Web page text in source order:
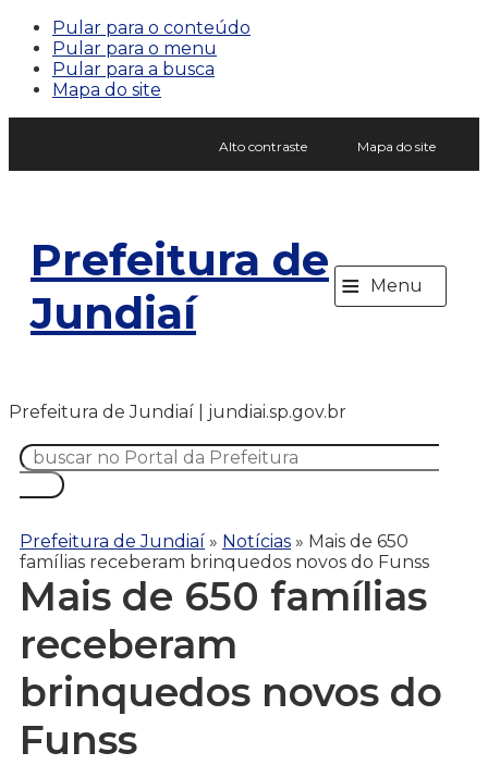
Pular para o conteúdo
Pular para o menu
Pular para a busca
Mapa do site
Alto contraste Mapa do site
Prefeitura de
Jundiaí
≡ Menu
Prefeitura de Jundiaí | jundiai.sp.gov.br
Prefeitura de Jundiaí » Notícias » Mais de 650
famílias receberam brinquedos novos do Funss
Mais de 650 famílias
receberam
brinquedos novos do
Funss